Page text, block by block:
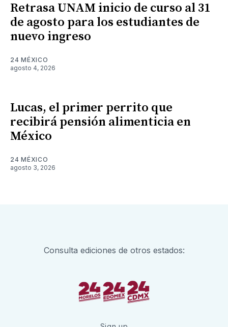
Retrasa UNAM inicio de curso al 31
de agosto para los estudiantes de
nuevo ingreso
24 MÉXICO
agosto 4, 2026
Lucas, el primer perrito que
recibirá pensión alimenticia en
México
24 MÉXICO
agosto 3, 2026
Consulta ediciones de otros estados: